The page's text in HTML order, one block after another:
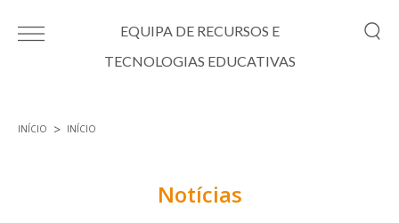
EQUIPA DE RECURSOS E
TECNOLOGIAS EDUCATIVAS
INÍCIO INÍCIO
Notícias